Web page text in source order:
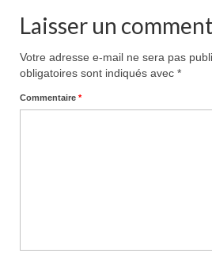
Laisser un
Votre adresse e-mail ne sera pas
obligatoires sont indiqués avec *
Commentaire *